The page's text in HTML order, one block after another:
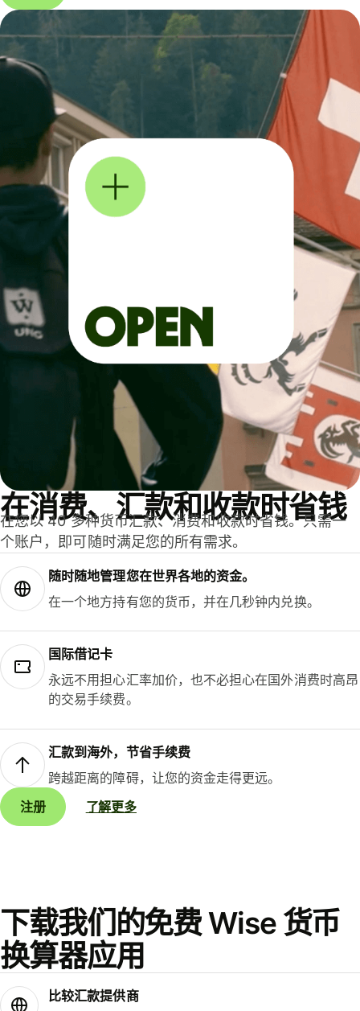
在消费、汇款和收款时省钱
在您以 40 多种货币汇款、消费和收款时省钱。只需一
个账户，即可随时满足您的所有需求。
随时随地管理您在世界各地的资金。
在一个地方持有您的货币，并在几秒钟内兑换。
国际借记卡
永远不用担心汇率加价，也不必担心在国外消费时高昂
的交易手续费。
汇款到海外，节省手续费
跨越距离的障碍，让您的资金走得更远。
注册
了解更多
下载我们的免费 Wise 货币
换算器应用
比较汇款提供商